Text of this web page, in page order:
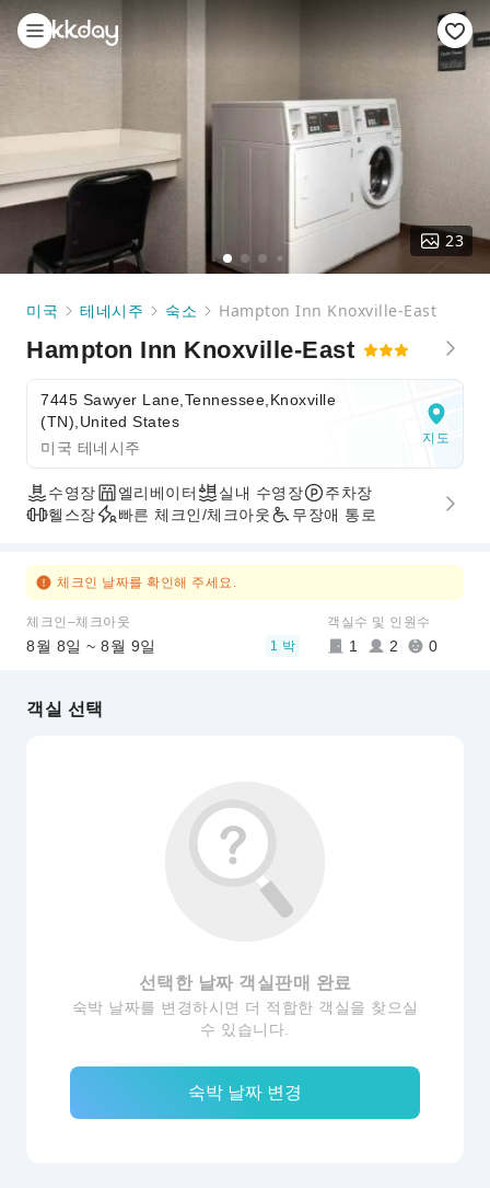
23
미국 테네시주 숙소 Hampton Inn Knoxville-East
Hampton Inn Knoxville-East
7445 Sawyer Lane,Tennessee,Knoxville
(TN),United States
미국 테네시주
지도
수영장 엘리베이터 실내 수영장
주차장
헬스장
빠른 체크인/체크아웃 무장애 통로
체크인 날짜를 확인해 주세요.
체크인–체크아웃
8월 8일 ~ 8월 9일 1 박
객실수 및 인원수
1 2 0
객실 선택
선택한 날짜 객실판매 완료
숙박 날짜를 변경하시면 더 적합한 객실을 찾으실
수 있습니다.
숙박 날짜 변경